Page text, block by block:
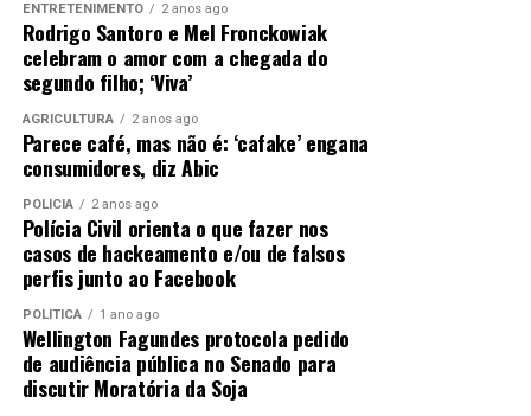
ENTRETENIMENTO 2 anos ago
Rodrigo Santoro e Mel Fronckowiak
celebram o amor com a chegada do
segundo filho; ‘Viva’
AGRICULTURA 2 anos ago
Parece café, mas não é: ‘cafake’ engana
consumidores, diz Abic
POLÍCIA 2 anos ago
Polícia Civil orienta o que fazer nos
casos de hackeamento e/ou de falsos
perfis junto ao Facebook
POLÍTICA 1 ano ago
Wellington Fagundes protocola pedido
de audiência pública no Senado para
discutir Moratória da Soja